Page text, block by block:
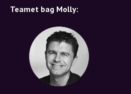
Teamet bag Molly: